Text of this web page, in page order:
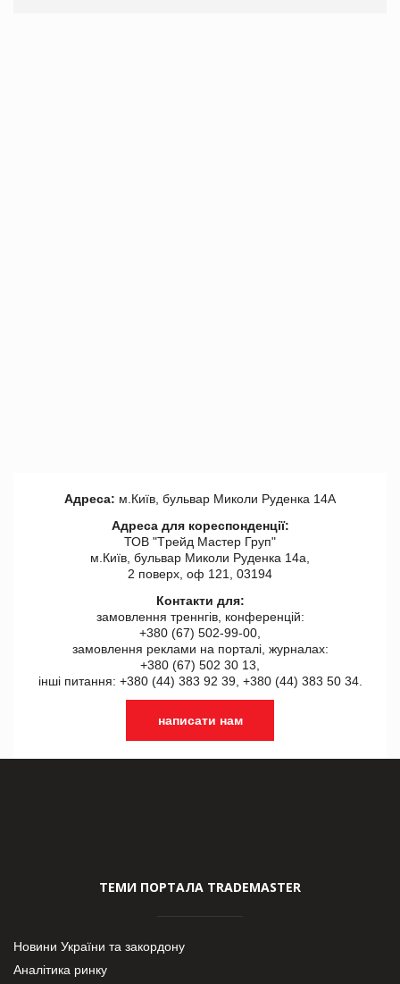
Адреса: м.Київ, бульвар Миколи Руденка 14А
Адреса для кореспонденції:
ТОВ "Tрейд Мастер Груп"
м.Київ, бульвар Миколи Руденка 14а,
2 поверх, оф 121, 03194
Контакти для:
замовлення треннгів, конференцій:
+380 (67) 502-99-00,
замовлення реклами на порталі, журналах:
+380 (67) 502 30 13,
інші питання: +380 (44) 383 92 39, +380 (44) 383 50 34.
написати нам
ТЕМИ ПОРТАЛА TRADEMASTER
Новини України та закордону
Аналітика ринку